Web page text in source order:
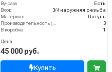
By-pass
Есть
Вход
3/4 наружняя резьба
Материал
Латунь
3
В коробке
1
Цена
45 000 руб.
Купить